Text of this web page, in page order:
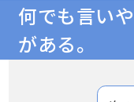
何でも言い
がある。